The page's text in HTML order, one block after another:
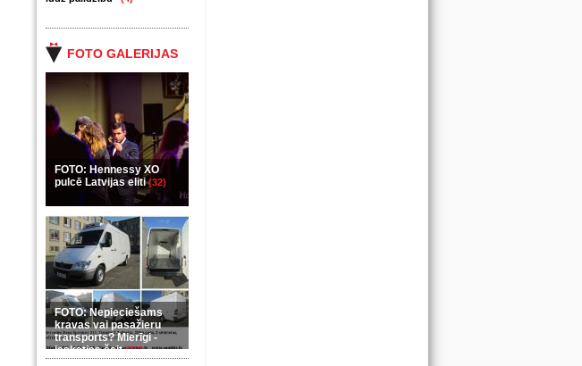
FOTO GALERIJAS
FOTO: Hennessy XO
pulcē Latvijas eliti(32)
FOTO: Nepieciešams
kravas vai pasažieru
transports? Mierīgi -
ieskaties šeit(35)